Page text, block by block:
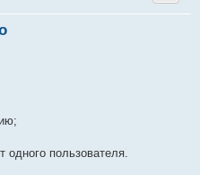
одного пользователя.